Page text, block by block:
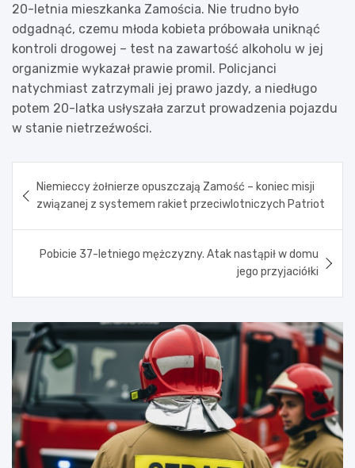
20-letnia mieszkanka Zamościa. Nie trudno było
odgadnąć, czemu młoda kobieta próbowała uniknąć
kontroli drogowej – test na zawartość alkoholu w jej
organizmie wykazał prawie promil. Policjanci
natychmiast zatrzymali jej prawo jazdy, a niedługo
potem 20-latka usłyszała zarzut prowadzenia pojazdu
w stanie nietrzeźwości.
wpisu
Niemieccy żołnierze opuszczają Zamość – koniec misji
związanej z systemem rakiet przeciwlotniczych Patriot
Pobicie 37-letniego mężczyzny. Atak nastąpił w domu
jego przyjaciółki